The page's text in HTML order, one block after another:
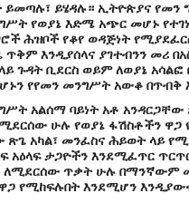
ይሄዳሉ። ኢትዮጵያና የመን
የወያኔ እድሜ አጭር መሆኑ
ሕዝቦች የቆየ ወዳጅነት
እንዲያሰላና ያገተብንን መሪ
ጉዳት ቢደርስ ወይም ለወያኔ
የየመን መንግሥት አውቆ በጥብቅ
አልሰማ ባይነት አቶ አንዳርጋቸው
ሁሉ የወያኔ ፋሽስቶችን ዋጋ
ጽጌ አካል፣ መንፈስና ሕይወት ላይ
አዕላፍ ታጋዮችን እንደሚፈጥር
ለሚደርሰው ጥቃት ሁሉ በማንኛውም
የሚከፍሉበት እንደሚሆን